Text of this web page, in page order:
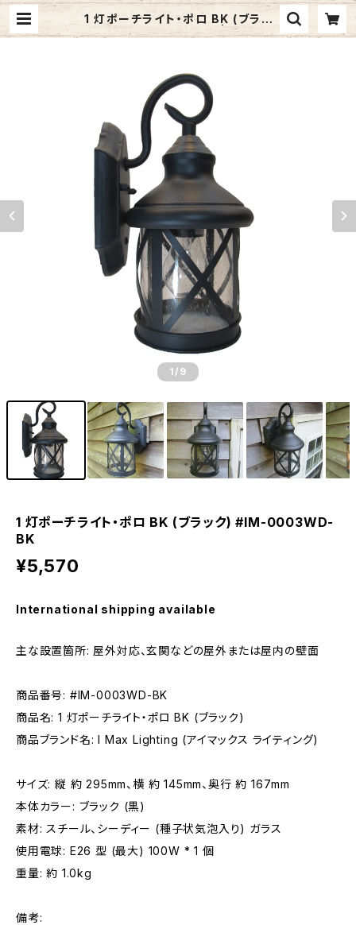
1 灯ポーチライト・ポロ BK (ブラッ
ク) #IM-0003WD-BK | ジャメッ
1 /9
1 灯ポーチライト・ポロ BK (ブラック) #IM-0003WD-
BK
¥5,570
International shipping available
主な設置箇所: 屋外対応、玄関などの屋外または屋内の壁面
商品番号: #IM-0003WD-BK
商品名: 1 灯ポーチライト・ポロ BK (ブラック)
商品ブランド名: I Max Lighting (アイマックス ライティング)
サイズ: 縦 約 295mm、横 約 145mm、奥行 約 167mm
本体カラー: ブラック (黒)
素材: スチール、シーディー (種子状気泡入り) ガラス
使用電球: E26 型 (最大) 100W * 1 個
重量: 約 1.0kg
備考: